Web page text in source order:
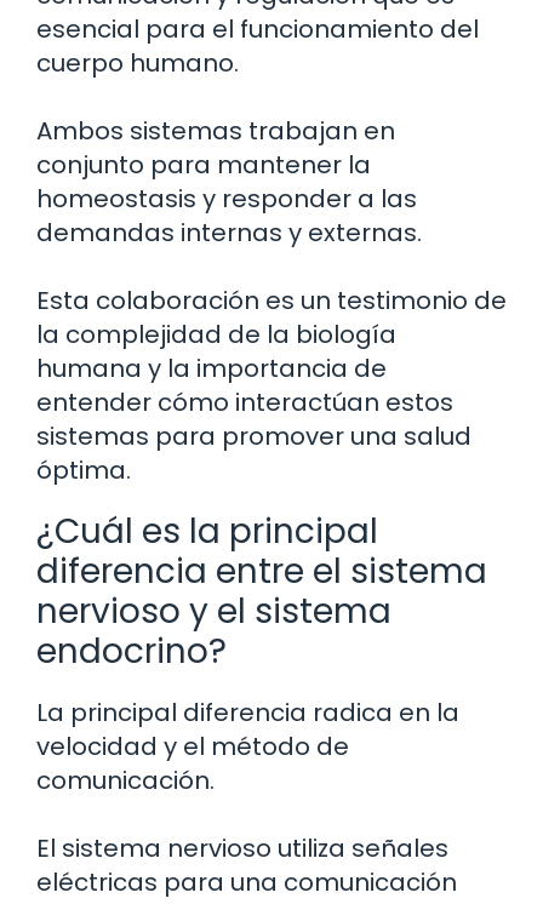
esencial para el funcionamiento del
cuerpo humano.
Ambos sistemas trabajan en
conjunto para mantener la
homeostasis y responder a las
demandas internas y externas.
Esta colaboración es un testimonio de
la complejidad de la biología
humana y la importancia de
entender cómo interactúan estos
sistemas para promover una salud
óptima.
¿Cuál es la principal
diferencia entre el sistema
nervioso y el sistema
endocrino?
La principal diferencia radica en la
velocidad y el método de
comunicación.
El sistema nervioso utiliza señales
eléctricas para una comunicación